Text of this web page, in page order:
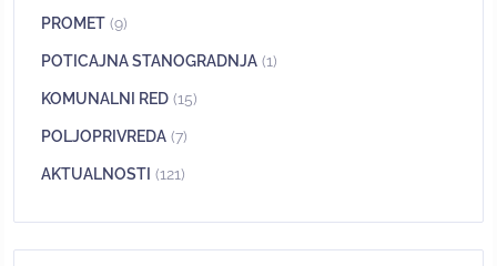
PROMET (9)
POTICAJNA STANOGRADNJA (1)
KOMUNALNI RED (15)
POLJOPRIVREDA (7)
AKTUALNOSTI (121)